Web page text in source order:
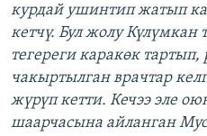
курдай ушинтип жатып
кетчү. Бул жолу Күлүмкан
тегереги каракөк
чакыртылган врачтар
жүрүп кетти. Кечээ эле
шаарчасына айланган